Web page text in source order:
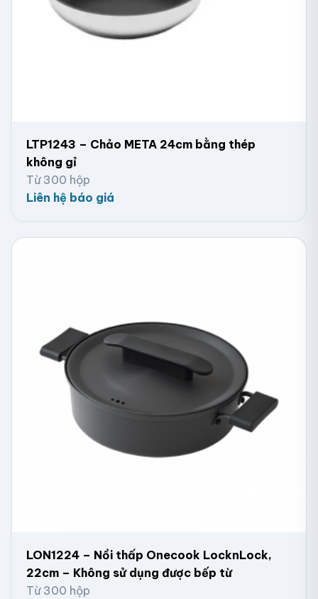
LTP1243 – Chảo META 24cm bằng thép
không gỉ
Từ 300 hộp
Liên hệ báo giá
LON1224 – Nồi thấp Onecook LocknLock,
22cm – Không sử dụng được bếp từ
Từ 300 hộp